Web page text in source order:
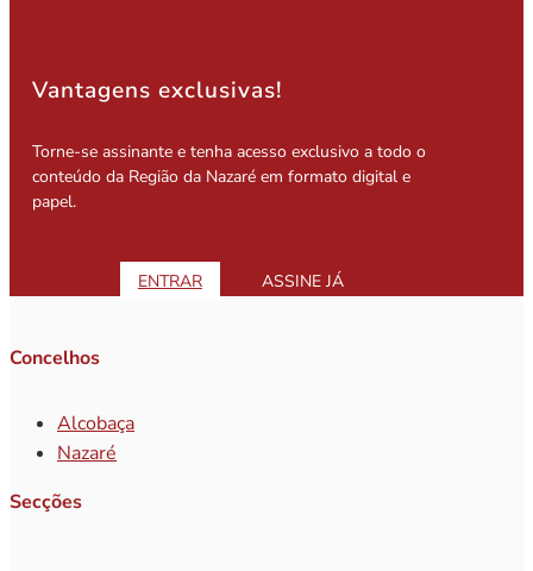
Vantagens exclusivas!
Torne-se assinante e tenha acesso exclusivo a todo o
conteúdo da Região da Nazaré em formato digital e
papel.
ENTRAR ASSINE JÁ
Concelhos
Alcobaça
Nazaré
Secções